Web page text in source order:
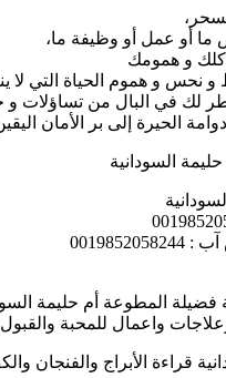
أو عمل أو وظيفة ما،
و همومك
و نحس و هموم الحياة التي لا
لك في البال من تساؤلات
الحيرة إلى بر الأمان
السودانية
فضيلة المطوعة أم حليمة
واعمال للمحبة والقبول
الأبراج والفنجان والكف والتّبصير